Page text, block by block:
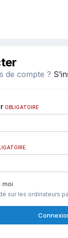
de compte ?
OBLIGATOIRE
moi
sur les ordinateurs